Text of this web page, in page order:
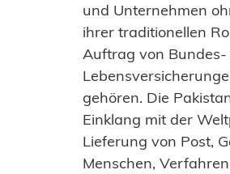
und Unternehmen
ihrer traditionellen
Auftrag von Bundes-
gehören. Die
Einklang mit der
Lieferung von Post,
Menschen,